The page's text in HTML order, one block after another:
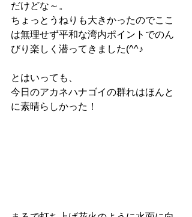
だけどな～。
ちょっとうねりも大きかったのでここ
は無理せず平和な湾内ポイントでのん
びり楽しく潜ってきました(^^♪
とはいっても、
今日のアカネハナゴイの群れはほんと
に素晴らしかった！